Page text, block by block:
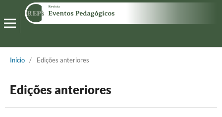
Início / Edições anteriores
Edições anteriores